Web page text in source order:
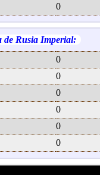
0
de Rusia Imperial:
0
0
0
0
0
0